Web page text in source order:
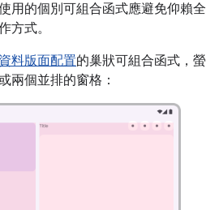
用的個別可組合函式應避免仰賴全
方式。
料版面配置的巢狀可組合函式，螢
兩個並排的窗格：